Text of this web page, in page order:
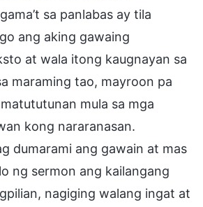
sa panlabas ay tila
ang aking gawaing
at wala itong kaugnayan sa
maraming tao, mayroon pa
mula sa mga
kong nararanasan.
dumarami ang gawain at mas
ng sermon ang kailangang
nagiging walang ingat at